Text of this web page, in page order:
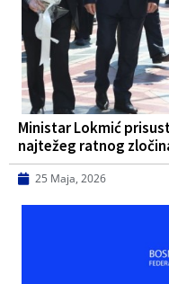
Ministar Lokmić
najtežeg ratnog
25 Maja, 2026